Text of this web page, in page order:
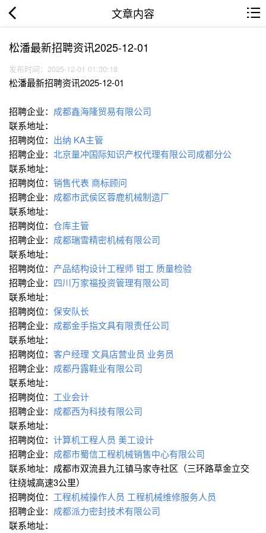
文章内容
松潘最新招聘资讯2025-12-01
发布时间：2025-12-01 01:30:18
松潘最新招聘资讯2025-12-01
招聘企业： 成都鑫海隆贸易有限公司
联系地址：
招聘岗位： 出纳 KA主管
招聘企业： 北京量冲国际知识产权代理有限公司成都分公
联系地址：
招聘岗位： 销售代表 商标顾问
招聘企业： 成都市武侯区蓉鹿机械制造厂
联系地址：
招聘岗位： 仓库主管
招聘企业： 成都瑞雪精密机械有限公司
联系地址：
招聘岗位： 产品结构设计工程师钳工 质量检验
招聘企业： 四川万家福投资管理有限公司
联系地址：
招聘岗位： 保安队长
招聘企业： 成都金手指文具有限责任公司
联系地址：
招聘岗位： 客户经理 文具店营业员 业务员
招聘企业： 成都丹露鞋业有限公司
联系地址：
招聘岗位： 工业会计
招聘企业： 成都西为科技有限公司
联系地址：
招聘岗位： 计算机工程人员 美工设计
招聘企业： 成都市蜀信工程机械销售中心有限公司
联系地址：成都市双流县九江镇马家寺社区（三环路草金立交
往绕城高速3公里）
招聘岗位： 工程机械操作人员 工程机械维修服务人员
招聘企业： 成都派力密封技术有限公司
联系地址：